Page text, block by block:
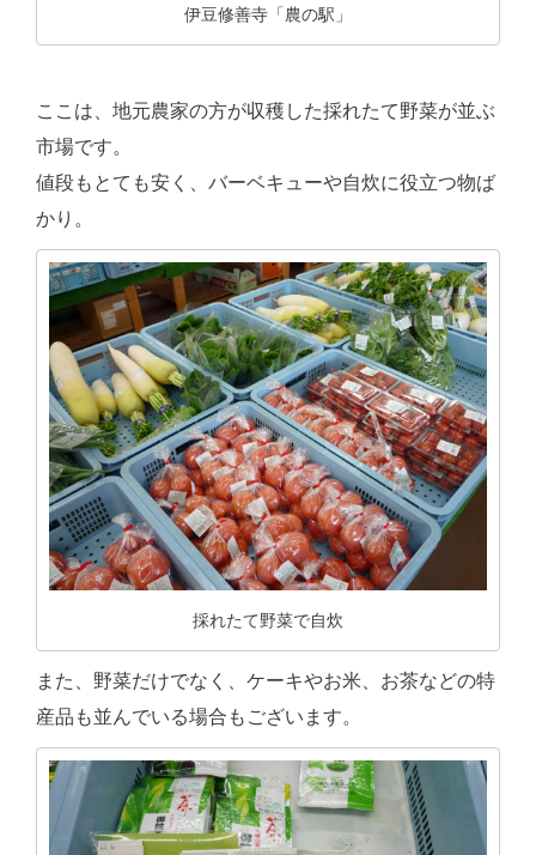
伊豆修善寺「農の駅」
ここは、地元農家の方が収穫した採れたて野菜が並ぶ
市場です。
値段もとても安く、バーベキューや自炊に役立つ物ば
かり。
採れたて野菜で自炊
また、野菜だけでなく、ケーキやお米、お茶などの特
産品も並んでいる場合もございます。